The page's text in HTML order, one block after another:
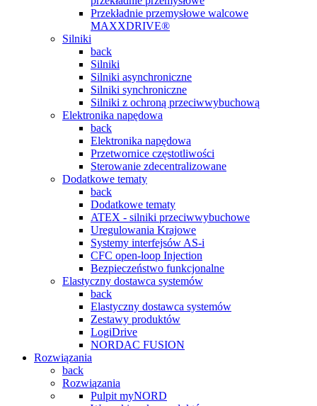
Przekładnie przemysłowe walcowe
MAXXDRIVE®
Silniki
back
Silniki
Silniki asynchroniczne
Silniki synchroniczne
Silniki z ochroną przeciwwybuchową
Elektronika napędowa
back
Elektronika napędowa
Przetwornice częstotliwości
Sterowanie zdecentralizowane
Dodatkowe tematy
back
Dodatkowe tematy
ATEX - silniki przeciwwybuchowe
Uregulowania Krajowe
Systemy interfejsów AS-i
CFC open-loop Injection
Bezpieczeństwo funkcjonalne
Elastyczny dostawca systemów
back
Elastyczny dostawca systemów
Zestawy produktów
LogiDrive
NORDAC FUSION
Rozwiązania
back
Rozwiązania
Pulpit myNORD